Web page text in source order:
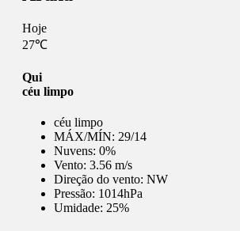
Hoje
27℃
Qui
céu limpo
céu limpo
MÁX/MÍN: 29/14
Nuvens: 0%
Vento: 3.56 m/s
Direção do vento: NW
Pressão: 1014hPa
Umidade: 25%